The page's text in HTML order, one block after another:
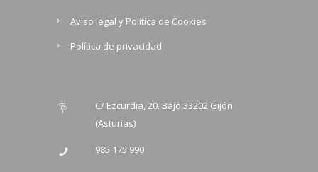
Aviso legal y Política de Cookies
Política de privacidad
C/ Ezcurdia, 20. Bajo 33202 Gijón
(Asturias)
985 175 990